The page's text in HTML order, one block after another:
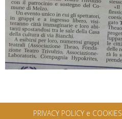
PRIVACY POLICY e COOKIES